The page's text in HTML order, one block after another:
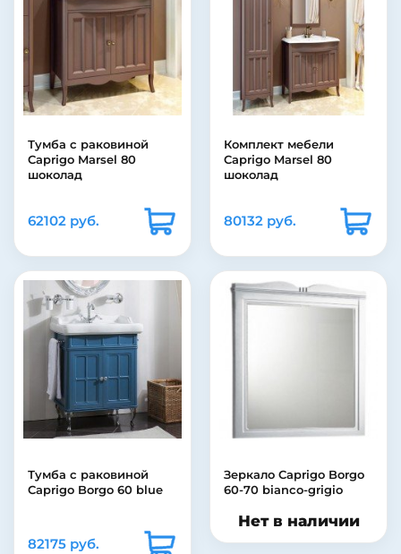
Тумба с раковиной
Caprigo Marsel 80
шоколад
62102 руб.
Комплект мебели
Caprigo Marsel 80
шоколад
80132 руб.
Тумба с раковиной
Caprigo Borgo 60 blue
82175 руб.
Зеркало Caprigo Borgo
60-70 bianco-grigio
Нет в наличии